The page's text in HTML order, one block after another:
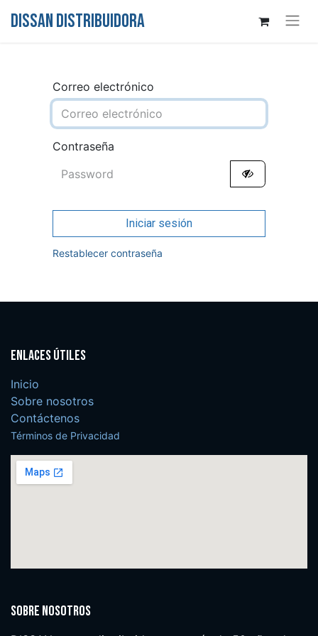
DISSAN DISTRIBUIDORA
Correo electrónico
Contraseña
Iniciar sesión
Restablecer contraseña
Enlaces útiles
Inicio
Sobre nosotros
Contáctenos
Términos de Privacidad
Sobre nosotros